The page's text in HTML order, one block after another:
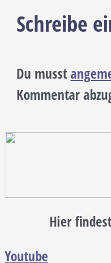
Schreibe
Du musst
Kommentar
Hier
Youtube